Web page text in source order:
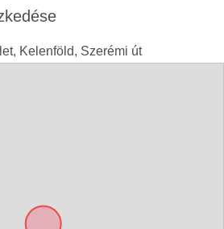
Kelenföld, Szerémi út